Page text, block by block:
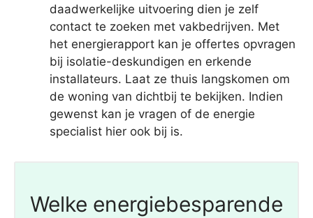
daadwerkelijke uitvoering dien je zelf
contact te zoeken met vakbedrijven. Met
het energierapport kan je offertes opvragen
bij isolatie-deskundigen en erkende
installateurs. Laat ze thuis langskomen om
de woning van dichtbij te bekijken. Indien
gewenst kan je vragen of de energie
specialist hier ook bij is.
Welke energiebesparende